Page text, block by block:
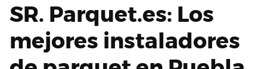
SR. Parquet.es: Los
mejores instaladores